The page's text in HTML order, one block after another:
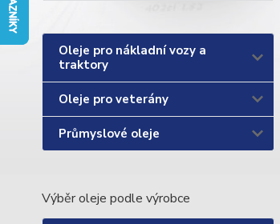
Oleje pro nákladní vozy a
traktory
Oleje pro veterány
Průmyslové oleje
Výběr oleje podle výrobce